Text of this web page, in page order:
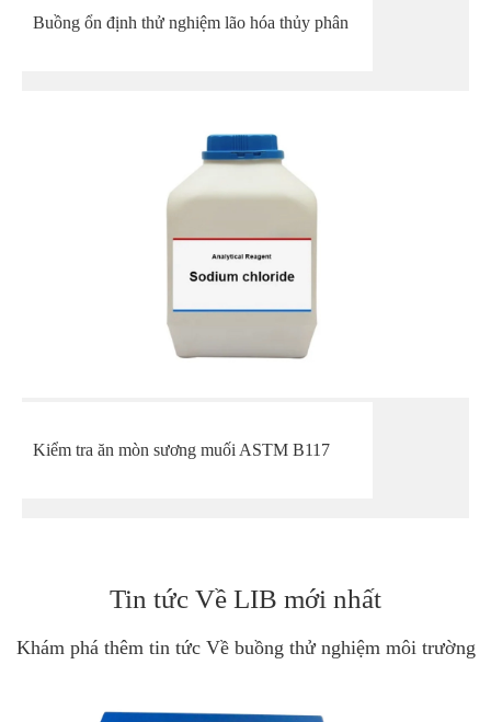
Buồng ổn định thử nghiệm lão hóa thủy phân
Kiểm tra ăn mòn sương muối ASTM B117
Tin tức Về LIB mới nhất
Khám phá thêm tin tức Về buồng thử nghiệm môi trường